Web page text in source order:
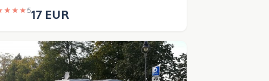
★ ★ ★517 EUR